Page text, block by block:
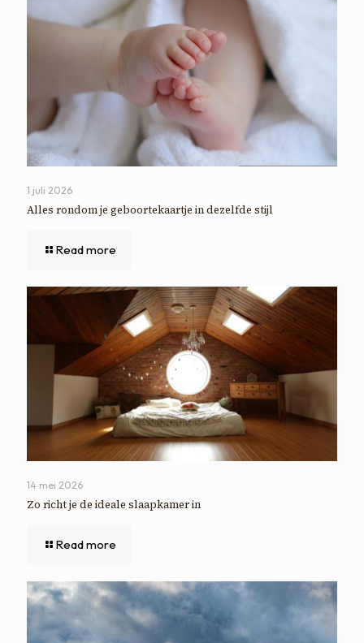
1 juli 2026
Alles rondom je geboortekaartje in dezelfde stijl
Read more
14 mei 2026
Zo richt je de ideale slaapkamer in
Read more